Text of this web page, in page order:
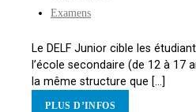
Examens
Le DELF Junior cible les
l’école secondaire (de 12 à 17
la même structure que [...]
PLUS D’INFOS